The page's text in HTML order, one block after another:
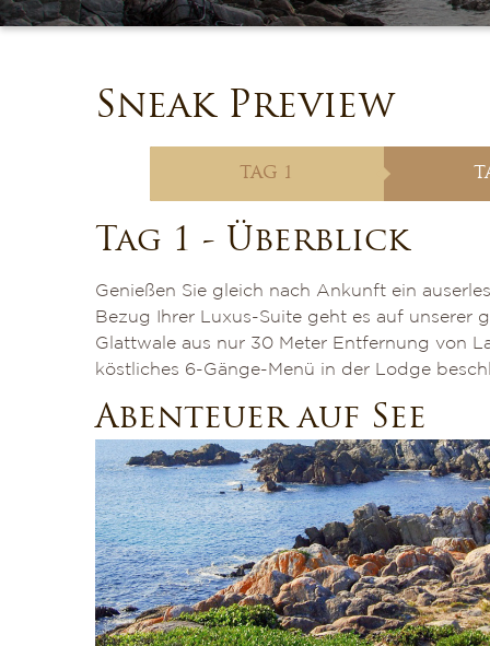
Sneak Preview
TAG 1
Tag 1 - Überblick
Genießen Sie gleich nach Ankunft ein
Bezug Ihrer Luxus-Suite geht es auf
Glattwale aus nur 30 Meter Entfernung von
köstliches 6-Gänge-Menü in der Lodge
Abenteuer auf See